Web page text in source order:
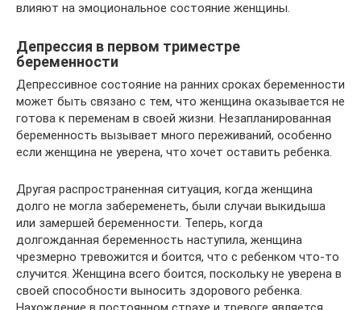
влияют на эмоциональное состояние женщины.
Депрессия в первом триместре
беременности
Депрессивное состояние на ранних сроках беременности
может быть связано с тем, что женщина оказывается не
готова к переменам в своей жизни. Незапланированная
беременность вызывает много переживаний, особенно
если женщина не уверена, что хочет оставить ребенка.
Другая распространенная ситуация, когда женщина
долго не могла забеременеть, были случаи выкидыша
или замершей беременности. Теперь, когда
долгожданная беременность наступила, женщина
чрезмерно тревожится и боится, что с ребенком что-то
случится. Женщина всего боится, поскольку не уверена в
своей способности выносить здорового ребенка.